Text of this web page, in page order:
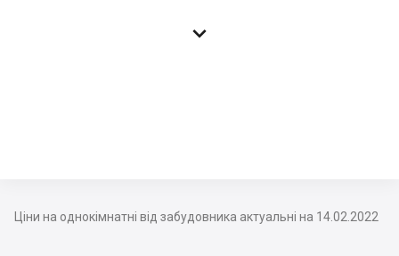

Ціни на однокімнатні від забудовника актуальні на 14.02.2022